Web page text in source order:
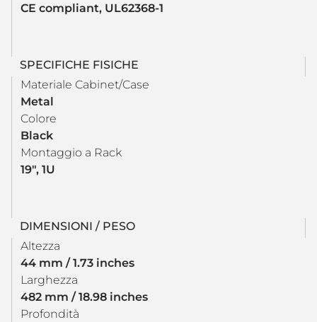
CE compliant, UL62368-1
SPECIFICHE FISICHE
Materiale Cabinet/Case
Metal
Colore
Black
Montaggio a Rack
19", 1U
DIMENSIONI / PESO
Altezza
44 mm / 1.73 inches
Larghezza
482 mm / 18.98 inches
Profondità